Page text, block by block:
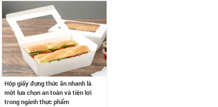
Hộp giấy đựng thức ăn nhanh là
một lựa chọn an toàn và tiện lợi
trong ngành thực phẩm